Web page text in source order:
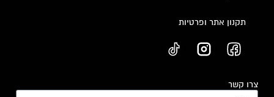
תקנון אתר ופרטיות
צרו קשר